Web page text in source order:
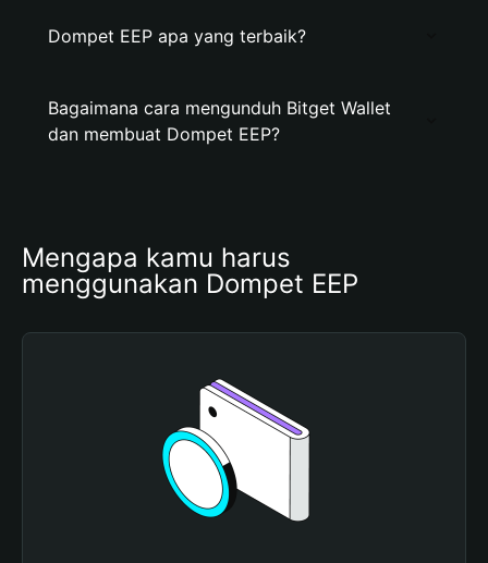
Dompet EEP apa yang terbaik?
Bagaimana cara mengunduh Bitget Wallet
dan membuat Dompet EEP?
Mengapa kamu harus
menggunakan Dompet EEP